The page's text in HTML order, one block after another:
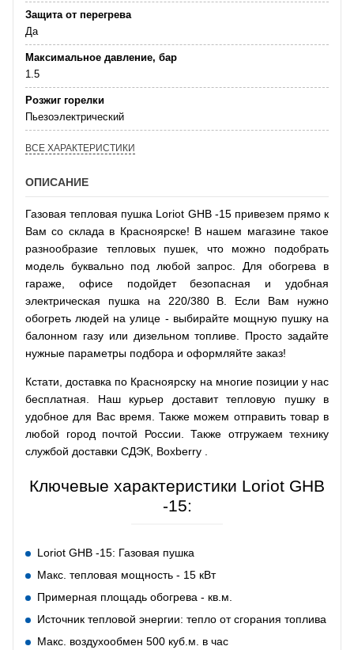
Защита от перегрева
Да
Максимальное давление, бар
1.5
Розжиг горелки
Пьезоэлектрический
ВСЕ ХАРАКТЕРИСТИКИ
ОПИСАНИЕ
Газовая тепловая пушка Loriot GHB -15 привезем прямо к
Вам со склада в Красноярске! В нашем магазине такое
разнообразие тепловых пушек, что можно подобрать
модель буквально под любой запрос. Для обогрева в
гараже, офисе подойдет безопасная и удобная
электрическая пушка на 220/380 В. Если Вам нужно
обогреть людей на улице - выбирайте мощную пушку на
балонном газу или дизельном топливе. Просто задайте
нужные параметры подбора и оформляйте заказ!
Кстати, доставка по Красноярску на многие позиции у нас
бесплатная. Наш курьер доставит тепловую пушку в
удобное для Вас время. Также можем отправить товар в
любой город почтой России. Также отгружаем технику
службой доставки СДЭК, Boxberry .
Ключевые характеристики Loriot GHB
-15:
Loriot GHB -15: Газовая пушка
Макс. тепловая мощность - 15 кВт
Примерная площадь обогрева - кв.м.
Источник тепловой энергии: тепло от сгорания топлива
Макс. воздухообмен 500 куб.м. в час